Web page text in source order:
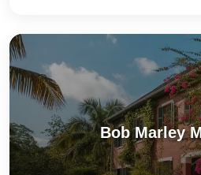
Bob Marley